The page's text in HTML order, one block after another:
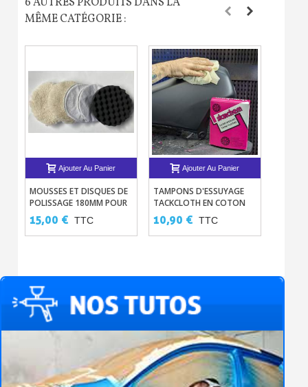
MÊME CATÉGORIE :
Ajouter Au Panier
MOUSSES ET DISQUES DE
POLISSAGE 180MM POUR
LUSTREUSE
15,00 € TTC
Ajouter Au Panier
TAMPONS D'ESSUYAGE
TACKCLOTH EN COTON
ANTIPOUSSIÈRE X10
10,90 € TTC